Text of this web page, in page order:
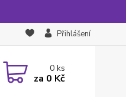
Přihlášení
0ks
za 0 Kč